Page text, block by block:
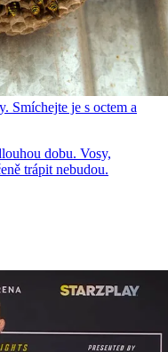
Smíchejte je s octem a
dobu. Vosy,
trápit nebudou.